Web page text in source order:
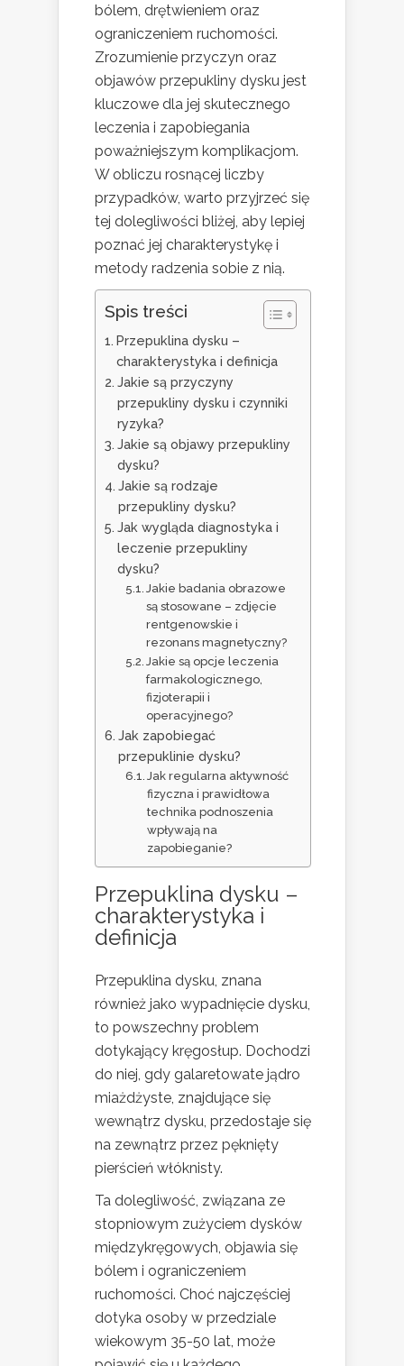
bólem, drętwieniem oraz
ograniczeniem ruchomości.
Zrozumienie przyczyn oraz
objawów przepukliny dysku jest
kluczowe dla jej skutecznego
leczenia i zapobiegania
poważniejszym komplikacjom.
W obliczu rosnącej liczby
przypadków, warto przyjrzeć się
tej dolegliwości bliżej, aby lepiej
poznać jej charakterystykę i
metody radzenia sobie z nią.
Spis treści
Przepuklina dysku –
charakterystyka i definicja
Jakie są przyczyny
przepukliny dysku i czynniki
ryzyka?
Jakie są objawy przepukliny
dysku?
Jakie są rodzaje
przepukliny dysku?
Jak wygląda diagnostyka i
leczenie przepukliny
dysku?
Jakie badania obrazowe
są stosowane – zdjęcie
rentgenowskie i
rezonans magnetyczny?
Jakie są opcje leczenia
farmakologicznego,
fizjoterapii i
operacyjnego?
Jak zapobiegać
przepuklinie dysku?
Jak regularna aktywność
fizyczna i prawidłowa
technika podnoszenia
wpływają na
zapobieganie?
Przepuklina dysku –
charakterystyka i
definicja
Przepuklina dysku, znana
również jako wypadnięcie dysku,
to powszechny problem
dotykający kręgosłup. Dochodzi
do niej, gdy galaretowate jądro
miażdżyste, znajdujące się
wewnątrz dysku, przedostaje się
na zewnątrz przez pęknięty
pierścień włóknisty.
Ta dolegliwość, związana ze
stopniowym zużyciem dysków
międzykręgowych, objawia się
bólem i ograniczeniem
ruchomości. Choć najczęściej
dotyka osoby w przedziale
wiekowym 35-50 lat, może